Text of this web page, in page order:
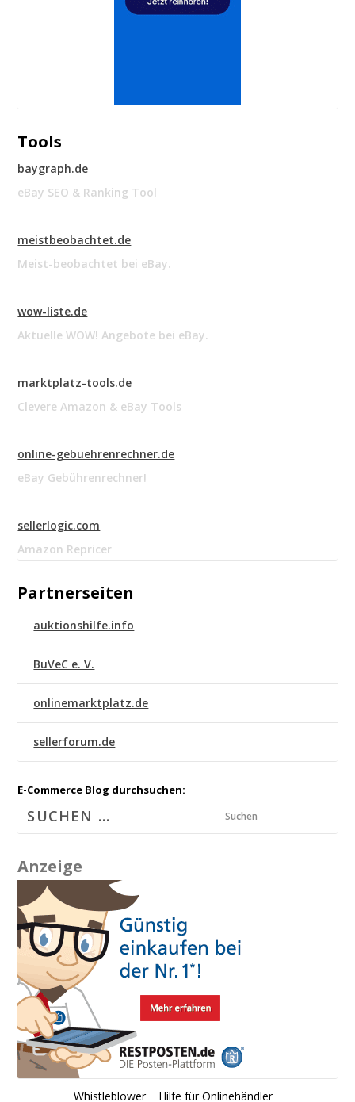
Tools
baygraph.de
eBay SEO & Ranking Tool
meistbeobachtet.de
Meist-beobachtet bei eBay.
wow-liste.de
Aktuelle WOW! Angebote bei eBay.
marktplatz-tools.de
Clevere Amazon & eBay Tools
online-gebuehrenrechner.de
eBay Gebührenrechner!
sellerlogic.com
Amazon Repricer
Partnerseiten
auktionshilfe.info
BuVeC e. V.
onlinemarktplatz.de
sellerforum.de
E-Commerce Blog durchsuchen:
Suchen
Anzeige
Whistleblower Hilfe für Onlinehändler